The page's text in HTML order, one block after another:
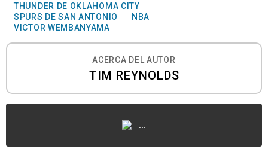
THUNDER DE OKLAHOMA CITY
SPURS DE SAN ANTONIO
NBA
VICTOR WEMBANYAMA
ACERCA DEL AUTOR
TIM REYNOLDS
...